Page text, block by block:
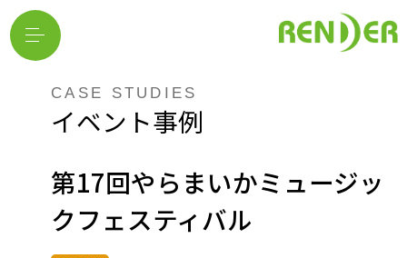
CASE STUDIES
イベント事例
第17回やらまいかミュージッ
クフェスティバル